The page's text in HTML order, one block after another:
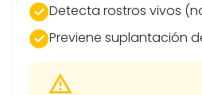
Detecta rostros vivos
Previene suplantación